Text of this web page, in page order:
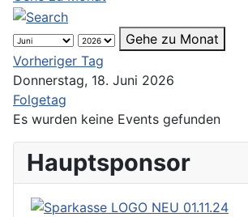
Gehe zu Monat
Vorheriger Tag
Donnerstag, 18. Juni 2026
Folgetag
Es wurden keine Events gefunden
Hauptsponsor